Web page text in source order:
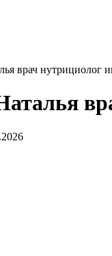
врач нутрициолог